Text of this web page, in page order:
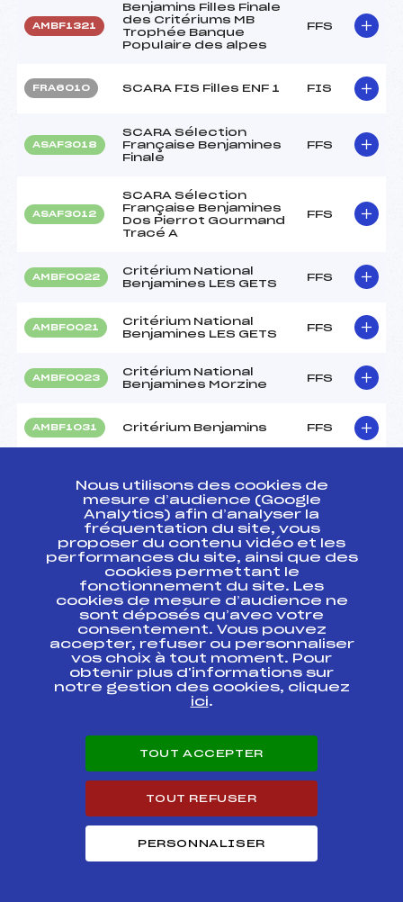
AMBF1321
Benjamins Filles Finale
des Critériums MB
Trophée Banque
Populaire des alpes
FFS
FRA6010 SCARA FIS Filles ENF 1 FIS
ASAF3018
SCARA Sélection
Française Benjamines
Finale
FFS
ASAF3012
SCARA Sélection
Française Benjamines
Dos Pierrot Gourmand
Tracé A
FFS
AMBF0022
Critérium National
Benjamines LES GETS
FFS
AMBF0021
Critérium National
Benjamines LES GETS
FFS
AMBF0023
Critérium National
Benjamines Morzine
FFS
AMBF1031 Critérium Benjamins FFS
Les Gets
AMBF0831
DISTRICT BENJAMINS
Mercredi 18 février
2004 Les Houches –
Col de Voza
FFS
Critérium Benjamins
Trophée Banque
Populaire des Alpes
FFS
AMBF0721
Critérium Benjamins
Trophée Banque
Populaire des Alpes
FFS
BENJAMINES 31/01/04
CONTAMINES
MINI COUPE LES
Nous utilisons des cookies de
mesure d’audience (Google
Analytics) afin d’analyser la
fréquentation du site, vous
proposer du contenu vidéo et les
performances du site, ainsi que des
cookies permettant le
fonctionnement du site. Les
cookies de mesure d’audience ne
sont déposés qu’avec votre
consentement. Vous pouvez
accepter, refuser ou personnaliser
vos choix à tout moment. Pour
obtenir plus d'informations sur
notre gestion des cookies, cliquez
ici.
TOUT ACCEPTER
TOUT REFUSER
PERSONNALISER